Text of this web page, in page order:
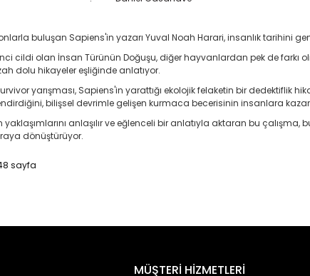
buluşan Sapiens'in yazarı Yuval Noah Harari, insanlık tarihini
cildi olan İnsan Türünün Doğuşu, diğer hayvanlardan pek de
dolu hikayeler eşliğinde anlatıyor.
yarışması, Sapiens'in yarattığı ekolojik felaketin bir dedektiflik
bilişsel devrimle gelişen kurmaca becerisinin insanlara
yaklaşımlarını anlaşılır ve eğlenceli bir anlatıyla aktaran bu
dönüştürüyor.
sayfa
için teşekkür ederiz.
MÜŞTERİ HİZMETLERİ